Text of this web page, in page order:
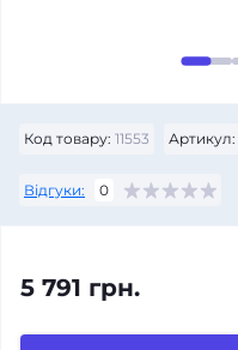
Код товару: 11553 Артикул:
Відгуки: 0
5 791 грн.